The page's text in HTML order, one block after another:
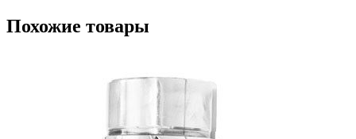
Похожие товары